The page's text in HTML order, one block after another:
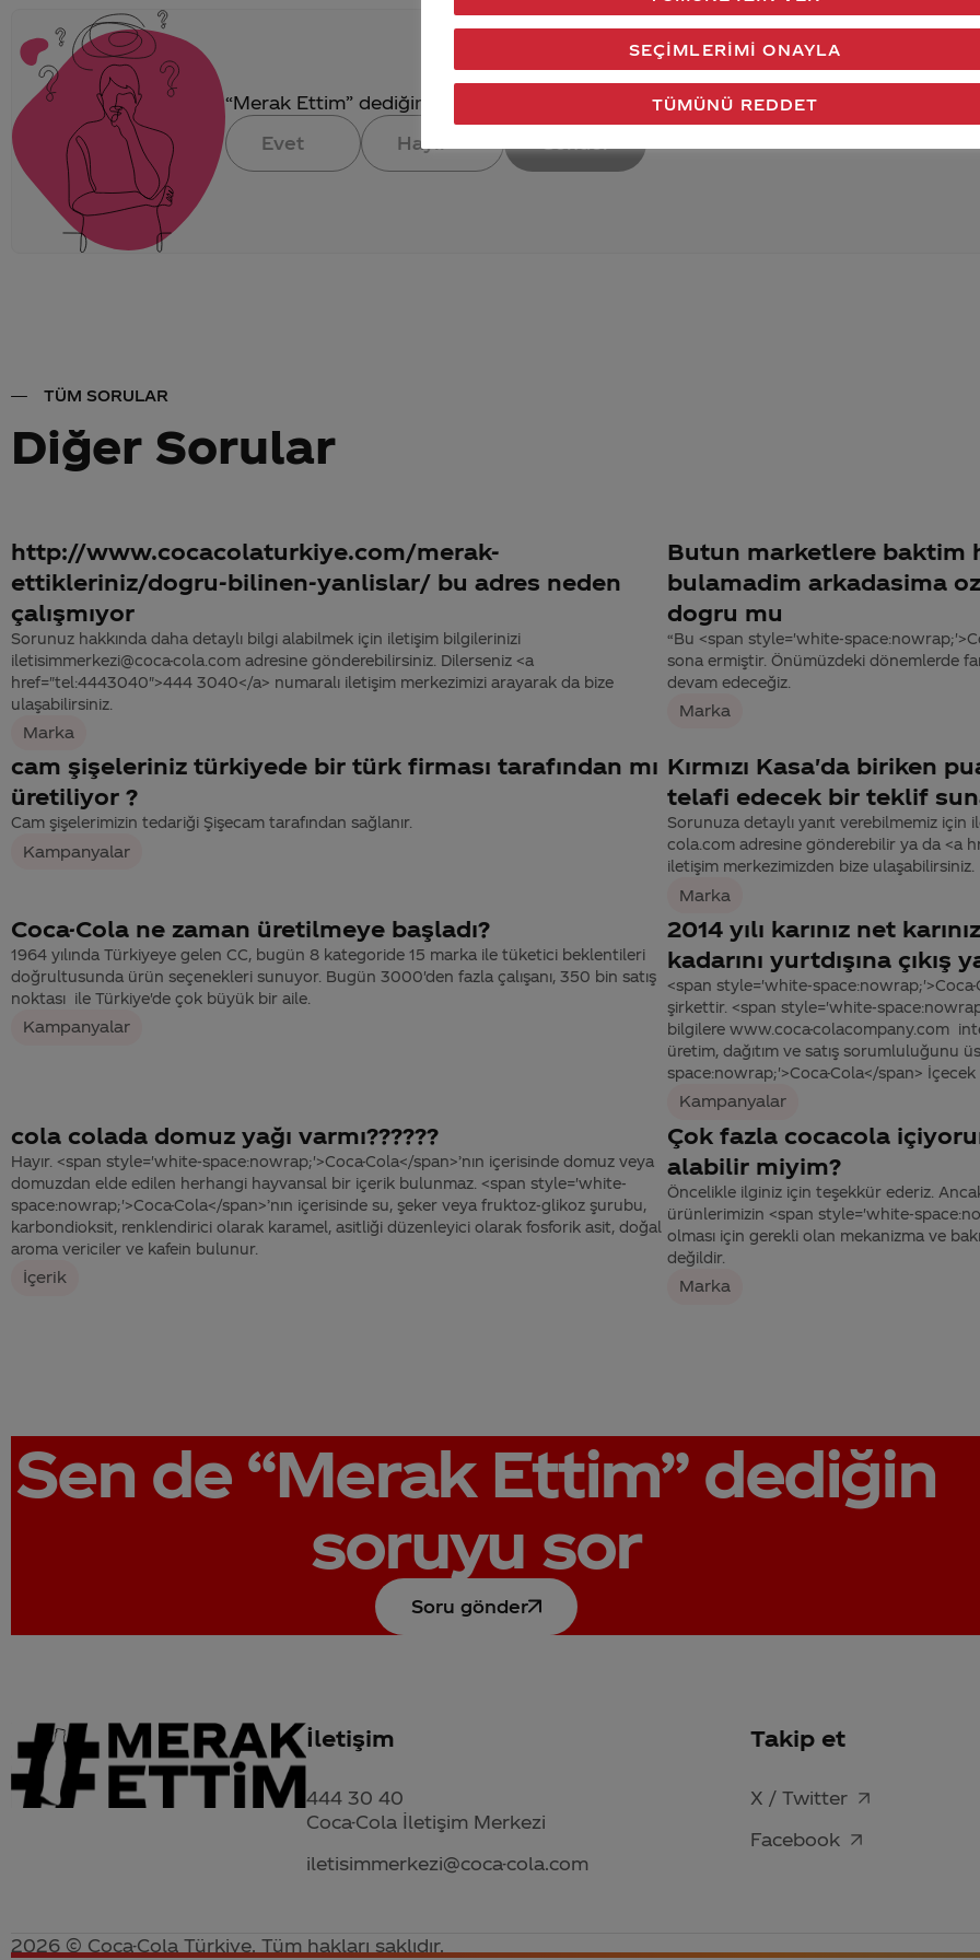
“Merak Ettim” dediğin konuya verdiğimiz cevap aklındaki soru işaretlerini giderdi
Evet
Hayır
TÜM SORULAR
Diğer Sorular
http://www.cocacolaturkiye.com/merak-
ettikleriniz/dogru-bilinen-yanlislar/ bu adres neden
çalışmıyor
Sorunuz hakkında daha detaylı bilgi alabilmek için iletişim bilgilerinizi
iletisimmerkezi@coca-cola.com adresine gönderebilirsiniz. Dilerseniz <a
href="tel:4443040">444 3040</a> numaralı iletişim merkezimizi arayarak da bize
ulaşabilirsiniz.
Marka
Butun marketlere baktim
bulamadim arkadasima
dogru mu
“Bu <span style='white-
sona ermiştir. Önümüzdeki dönemlerde
devam edeceğiz.
Marka
cam şişeleriniz türkiyede bir türk firması tarafından mı
üretiliyor ?
Cam şişelerimizin tedariği Şişecam tarafından sağlanır.
Kampanyalar
Kırmızı Kasa'da biriken
telafi edecek bir teklif
Sorunuza detaylı yanıt verebilmemiz için
cola.com adresine gönderebilir ya da <a
iletişim merkezimizden bize ulaşabilirsiniz.
Marka
Coca-Cola ne zaman üretilmeye başladı?
1964 yılında Türkiyeye gelen CC, bugün 8 kategoride 15 marka ile tüketici beklentileri
doğrultusunda ürün seçenekleri sunuyor. Bugün 3000'den fazla çalışanı, 350 bin satış
noktası ile Türkiye'de çok büyük bir aile.
Kampanyalar
2014 yılı karınız net
kadarını yurtdışına çıkış
<span style='white-
şirkettir. <span style='white-
bilgilere www.coca-colacompany.com
üretim, dağıtım ve satış sorumluluğunu
space:nowrap;'>Coca-Cola</span>
Kampanyalar
cola colada domuz yağı varmı??????
Hayır. <span style='white-space:nowrap;'>Coca-Cola</span>’nın içerisinde domuz veya
domuzdan elde edilen herhangi hayvansal bir içerik bulunmaz. <span style='white-
space:nowrap;'>Coca-Cola</span>’nın içerisinde su, şeker veya fruktoz-glikoz şurubu,
karbondioksit, renklendirici olarak karamel, asitliği düzenleyici olarak fosforik asit, doğal
aroma vericiler ve kafein bulunur.
İçerik
Çok fazla cocacola
alabilir miyim?
Öncelikle ilginiz için teşekkür ederiz.
ürünlerimizin <span style='white-
olması için gerekli olan mekanizma ve
değildir.
Marka
Sen de “Merak Ettim”dediğin
soruyu sor
Soru gönder
İletişim
444 30 40
Coca-Cola İletişim Merkezi
iletisimmerkezi@coca-cola.com
Takip et
X / Twitter
Facebook
2026 © Coca-Cola Türkiye. Tüm hakları saklıdır.
TÜMÜNÜ REDDET
SEÇIMLERIMI ONAYLA